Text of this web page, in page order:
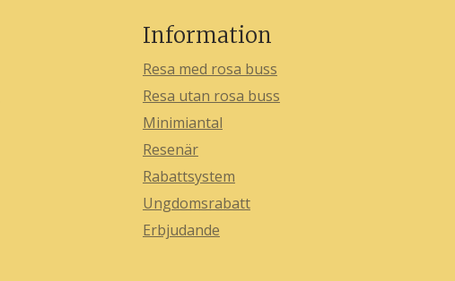
Information
Resa med rosa buss
Resa utan rosa buss
Minimiantal
Resenär
Rabattsystem
Ungdomsrabatt
Erbjudande